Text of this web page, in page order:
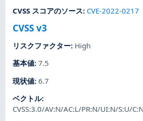
CVSS スコアのソース: CVE-2022-0217
CVSS v3
リスクファクター: High
基本値:7.5
現状値:6.7
ベクトル:
CVSS:3.0/AV:N/AC:L/PR:N/UI:N/S:U/